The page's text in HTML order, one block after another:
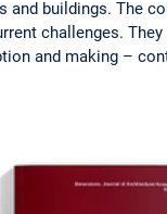
and buildings. The
challenges.
and making –